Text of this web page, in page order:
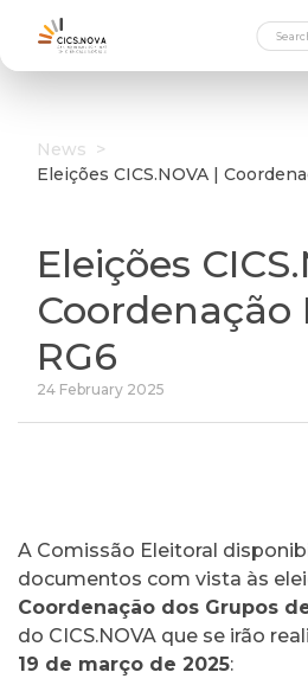
News >
Eleições CICS.NOVA |
Eleições
Coordenação
RG6
24 February 2025
A Comissão Eleitoral
documentos com vista às
Coordenação dos Grupos
do CICS.NOVA que se irão
19 de março de 2025: